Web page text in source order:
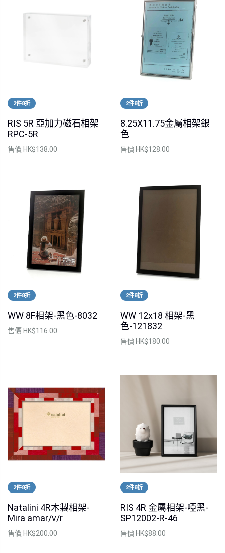
2件8折
RIS 5R 亞加力磁石相架
RPC-5R
售價 HK$138.00
2件8折
8.25X11.75金屬相架銀
色
售價 HK$128.00
2件8折
WW 8F相架-黑色-8032
售價 HK$116.00
2件8折
WW 12x18 相架-黑
色-121832
售價 HK$180.00
2件8折
Natalini 4R木製相架-
Mira amar/v/r
售價 HK$200.00
2件8折
RIS 4R 金屬相架-啞黑-
SP12002-R-46
售價 HK$88.00